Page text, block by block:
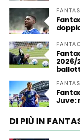
2026/
Juve:
DI PIÙ IN